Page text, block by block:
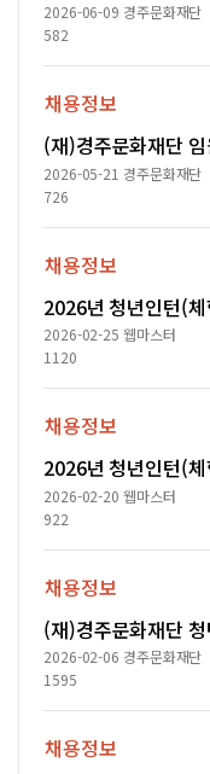
2026-06-09 경주문화재단
582
채용정보
(재)경주문화재단
2026-05-21 경주문화재단
726
채용정보
2026년 청년인턴(
2026-02-25 웹마스터
1120
채용정보
2026년 청년인턴(
2026-02-20 웹마스터
922
채용정보
(재)경주문화재단
2026-02-06 경주문화재단
1595
채용정보